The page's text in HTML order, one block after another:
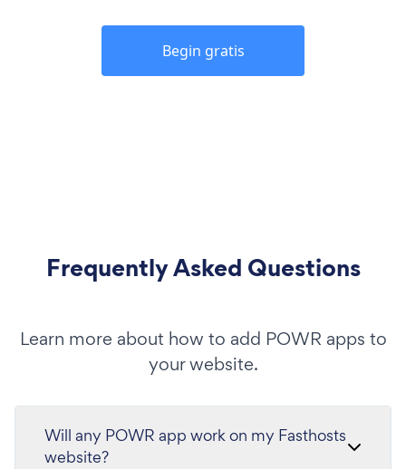
Begin gratis
Frequently Asked Questions
Learn more about how to add POWR apps to
your website.
Will any POWR app work on my Fasthosts
website?